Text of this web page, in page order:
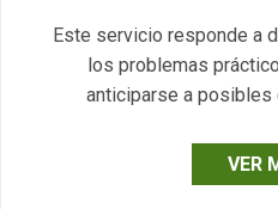
Este servicio responde a
los problemas
anticiparse a
VER